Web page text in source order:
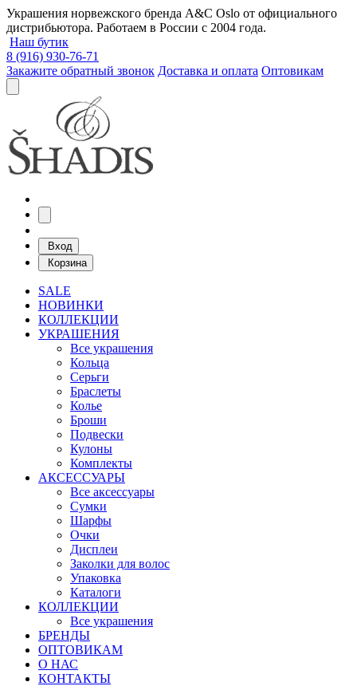
Украшения норвежского бренда A&C Oslo от официального
дистрибьютора. Работаем в России с 2004 года.
Наш бутик
8 (916) 930-76-71
Закажите обратный звонок Доставка и оплата Оптовикам
Вход
Корзина
SALE
НОВИНКИ
КОЛЛЕКЦИИ
УКРАШЕНИЯ
Все украшения
Кольца
Серьги
Браслеты
Колье
Броши
Подвески
Кулоны
Комплекты
АКСЕССУАРЫ
Все аксессуары
Сумки
Шарфы
Очки
Дисплеи
Заколки для волос
Упаковка
Каталоги
КОЛЛЕКЦИИ
Все украшения
БРЕНДЫ
ОПТОВИКАМ
О НАС
КОНТАКТЫ